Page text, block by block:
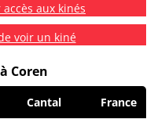
aux kinés
voir un kiné
Coren
Cantal France